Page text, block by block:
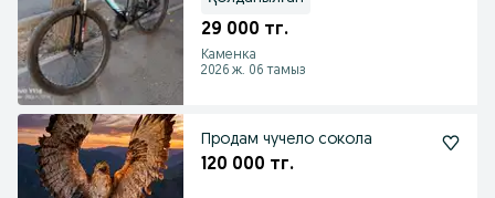
29 000 тг.
Каменка
2026 ж. 06 тамыз
Продам чучело сокола
120 000 тг.